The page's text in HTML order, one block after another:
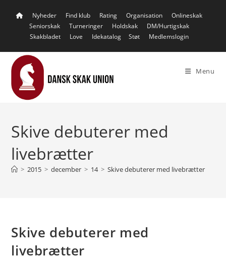
Nyheder Find klub Rating Organisation
Onlineskak
Seniorskak
Turneringer Holdskak
DM/Hurtigskak
Skakbladet
Love Idekatalog Støt Medlemslogin
Menu
Skive debuterer med
livebrætter
> 2015 > december > 14 > Skive debuterer med livebrætter
Skive debuterer med
livebrætter